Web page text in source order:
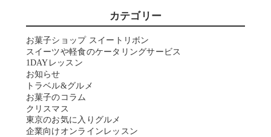
カテゴリー
お菓子ショップ スイートリボン
スイーツや軽食のケータリングサービス
1DAYレッスン
お知らせ
トラベル&グルメ
お菓子のコラム
クリスマス
東京のお気に入りグルメ
企業向けオンラインレッスン